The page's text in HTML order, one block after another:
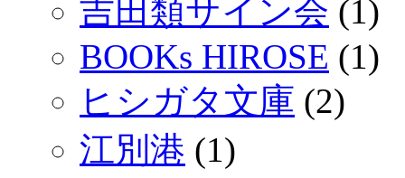
吉田類サイン会 (1)
BOOKs HIROSE (1)
ヒシガタ文庫 (2)
江別港 (1)